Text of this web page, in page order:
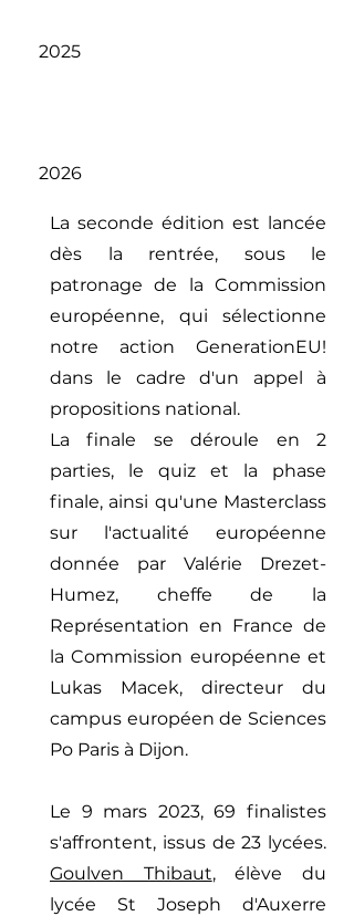
2025
2026
La seconde édition est lancée
dès la rentrée, sous le
patronage de la Commission
européenne, qui sélectionne
notre action GenerationEU!
dans le cadre d'un appel à
propositions national.
La finale se déroule en 2
parties, le quiz et la phase
finale, ainsi qu'une Masterclass
sur l'actualité européenne
donnée par Valérie Drezet-
Humez, cheffe de la
Représentation en France de
la Commission européenne et
Lukas Macek, directeur du
campus européen de Sciences
Po Paris à Dijon.
Le 9 mars 2023, 69 finalistes
s'affrontent, issus de 23 lycées.
Goulven Thibaut, élève du
lycée St Joseph d'Auxerre